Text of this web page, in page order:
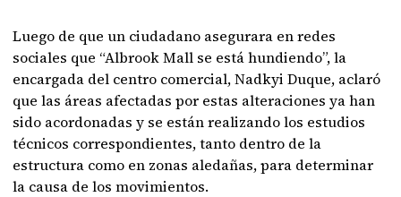
Luego de que un ciudadano asegurara en redes
sociales que “Albrook Mall se está hundiendo”, la
encargada del centro comercial, Nadkyi Duque, aclaró
que las áreas afectadas por estas alteraciones ya han
sido acordonadas y se están realizando los estudios
técnicos correspondientes, tanto dentro de la
estructura como en zonas aledañas, para determinar
la causa de los movimientos.